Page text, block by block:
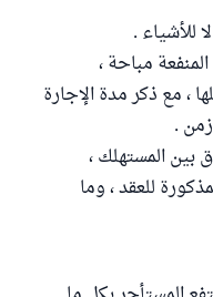
للأشياء .
مباحة ،
، مع ذكر مدة الإجارة
.
بين المستهلك ،
للعقد ، وما